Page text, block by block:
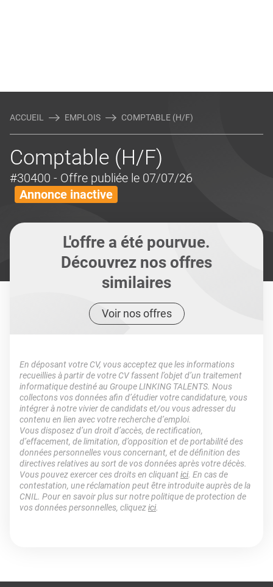
ACCUEIL EMPLOIS COMPTABLE (H/F)
Comptable (H/F)
#30400 - Offre publiée le 07/07/26
Annonce inactive
L'offre a été pourvue.
Découvrez nos offres
similaires
Voir nos offres
En déposant votre CV, vous acceptez que les informations
recueillies à partir de votre CV fassent l’objet d’un traitement
informatique destiné au Groupe LINKING TALENTS. Nous
collectons vos données afin d’étudier votre candidature, vous
intégrer à notre vivier de candidats et/ou vous adresser du
contenu en lien avec votre recherche d’emploi.
Vous disposez d’un droit d’accès, de rectification,
d’effacement, de limitation, d’opposition et de portabilité des
données personnelles vous concernant, et de définition des
directives relatives au sort de vos données après votre décès.
Vous pouvez exercer ces droits en cliquantici. En cas de
contestation, une réclamation peut être introduite auprès de la
CNIL. Pour en savoir plus sur notre politique de protection de
vos données personnelles, cliquezici.